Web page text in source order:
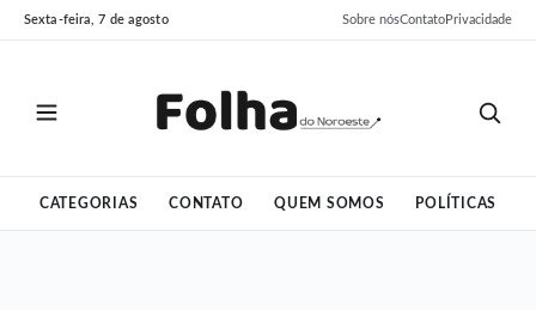
Pular
para
Pular
para
Sexta-feira, 7 de agosto Sobre nósContatoPrivacidade
CATEGORIAS CONTATO QUEM SOMOS POLÍTICAS